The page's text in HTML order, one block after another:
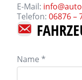
E-Mail:
Telefon: 06876 –
Name *